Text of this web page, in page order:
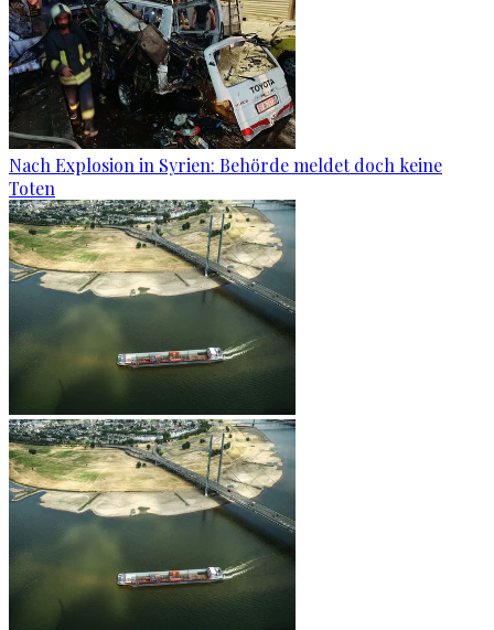
Nach Explosion in Syrien: Behörde meldet doch keine
Toten